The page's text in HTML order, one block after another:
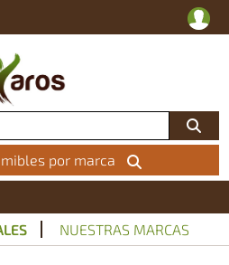
por marca
NUESTRAS MARCAS